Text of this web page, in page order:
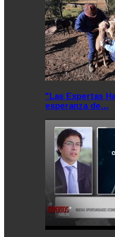
"Las Expertas
esperanza de…